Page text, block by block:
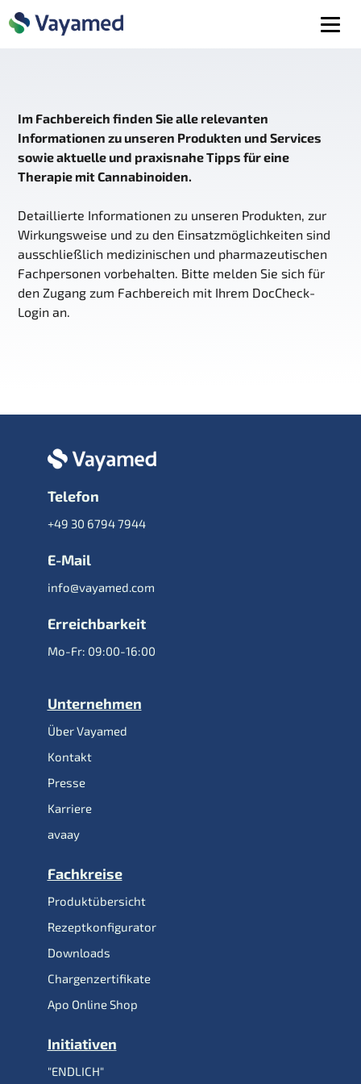
Im Fachbereich finden Sie alle relevanten
Informationen zu unseren Produkten und Services
sowie aktuelle und praxisnahe Tipps für eine
Therapie mit Cannabinoiden.
Detaillierte Informationen zu unseren Produkten, zur
Wirkungsweise und zu den Einsatzmöglichkeiten sind
ausschließlich medizinischen und pharmazeutischen
Fachpersonen vorbehalten. Bitte melden Sie sich für
den Zugang zum Fachbereich mit Ihrem DocCheck-
Login an.
Telefon
+49 30 6794 7944
E-Mail
info@vayamed.com
Erreichbarkeit
Mo-Fr: 09:00-16:00
Unternehmen
Über Vayamed
Kontakt
Presse
Karriere
avaay
Fachkreise
Produktübersicht
Rezeptkonfigurator
Downloads
Chargenzertifikate
Apo Online Shop
Initiativen
"ENDLICH"